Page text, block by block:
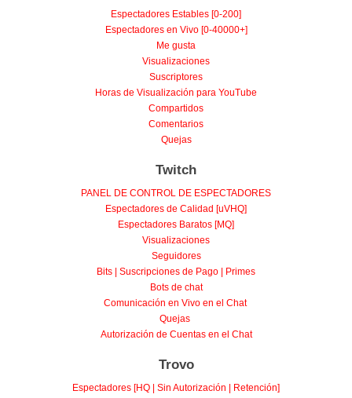
Espectadores Estables [0-200]
Espectadores en Vivo [0-40000+]
Me gusta
Visualizaciones
Suscriptores
Horas de Visualización para YouTube
Compartidos
Comentarios
Quejas
Twitch
PANEL DE CONTROL DE ESPECTADORES
Espectadores de Calidad [uVHQ]
Espectadores Baratos [MQ]
Visualizaciones
Seguidores
Bits | Suscripciones de Pago | Primes
Bots de chat
Comunicación en Vivo en el Chat
Quejas
Autorización de Cuentas en el Chat
Trovo
Espectadores [HQ | Sin Autorización | Retención]